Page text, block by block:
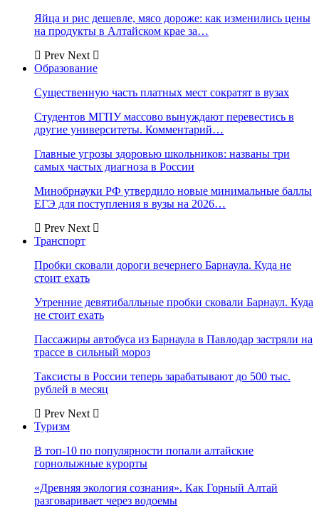
Яйца и рис дешевле, мясо дороже: как изменились цены
на продукты в Алтайском крае за…
Prev Next
Образование
Существенную часть платных мест сократят в вузах
Студентов МГПУ массово вынуждают перевестись в
другие университеты. Комментарий…
Главные угрозы здоровью школьников: названы три
самых частых диагноза в России
Минобрнауки РФ утвердило новые минимальные баллы
ЕГЭ для поступления в вузы на 2026…
Prev Next
Транспорт
Пробки сковали дороги вечернего Барнаула. Куда не
стоит ехать
Утренние девятибалльные пробки сковали Барнаул. Куда
не стоит ехать
Пассажиры автобуса из Барнаула в Павлодар застряли на
трассе в сильный мороз
Таксисты в России теперь зарабатывают до 500 тыс.
рублей в месяц
Prev Next
Туризм
В топ-10 по популярности попали алтайские
горнолыжные курорты
«Древняя экология сознания». Как Горный Алтай
разговаривает через водоемы